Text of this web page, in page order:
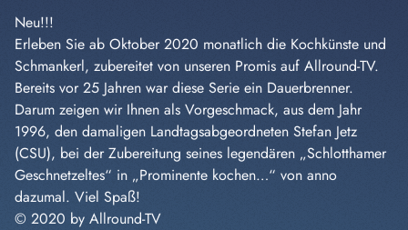
Neu!!!
Erleben Sie ab Oktober 2020 monatlich die Kochkünste und
Schmankerl, zubereitet von unseren Promis auf Allround-TV.
Bereits vor 25 Jahren war diese Serie ein Dauerbrenner.
Darum zeigen wir Ihnen als Vorgeschmack, aus dem Jahr
1996, den damaligen Landtagsabgeordneten Stefan Jetz
(CSU), bei der Zubereitung seines legendären „Schlotthamer
Geschnetzeltes“ in „Prominente kochen…“ von anno
dazumal. Viel Spaß!
© 2020 by Allround-TV